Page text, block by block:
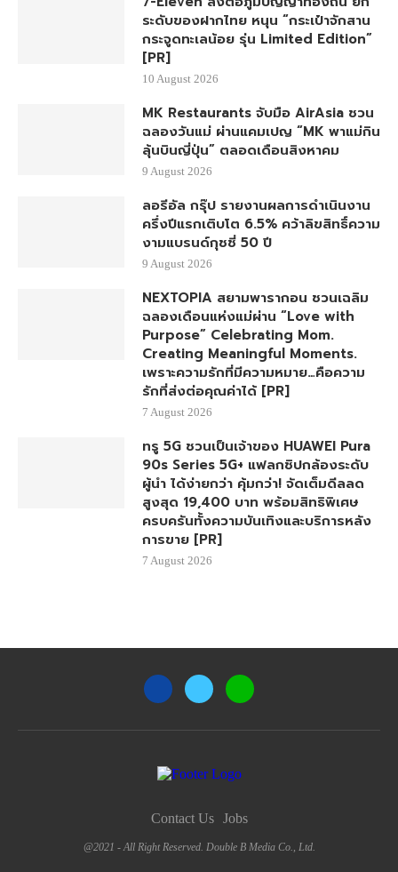
ระดับของฝากไทย หนุน “กระเป๋าจักสาน
กระจูดทะเลน้อย รุ่น Limited Edition”
[PR]
10 August 2026
MK Restaurants จับมือ AirAsia ชวน
ฉลองวันแม่ ผ่านแคมเปญ “MK พาแม่กิน
ลุ้นบินญี่ปุ่น” ตลอดเดือนสิงหาคม
9 August 2026
ลอรีอัล กรุ๊ป รายงานผลการดำเนินงาน
ครึ่งปีแรกเติบโต 6.5% คว้าลิขสิทธิ์ความ
งามแบรนด์กุชชี่ 50 ปี
9 August 2026
NEXTOPIA สยามพารากอน ชวนเฉลิม
ฉลองเดือนแห่งแม่ผ่าน “Love with
Purpose” Celebrating Mom.
Creating Meaningful Moments.
เพราะความรักที่มีความหมาย…คือความ
รักที่ส่งต่อคุณค่าได้ [PR]
7 August 2026
ทรู 5G ชวนเป็นเจ้าของ HUAWEI Pura
90s Series 5G+ แฟลกชิปกล้องระดับ
ผู้นำ ได้ง่ายกว่า คุ้มกว่า! จัดเต็มดีลลด
สูงสุด 19,400 บาท พร้อมสิทธิพิเศษ
ครบครันทั้งความบันเทิงและบริการหลัง
การขาย [PR]
7 August 2026
Contact Us Jobs
@2021 - All Right Reserved. Double B Media Co., Ltd.